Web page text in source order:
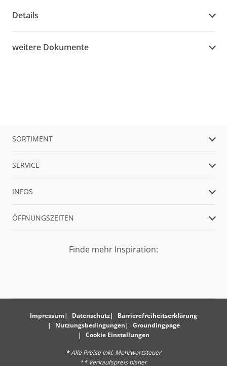
Details
weitere Dokumente
SORTIMENT
SERVICE
INFOS
ÖFFNUNGSZEITEN
Finde mehr Inspiration:
Impressum Datenschutz
Barrierefreiheitserklärung
Nutzungsbedingungen
Groundingpage
Cookie Einstellungen
* Alle Preise inkl. Mehrwertsteuer
** Verkaufspreis bisher